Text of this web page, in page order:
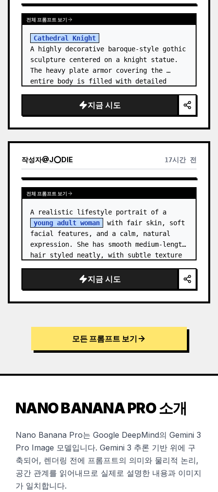
도서 “{argument name="book_title_en"
default="Designing from Zer…
전체 프롬프트 보기
Cathedral Knight
A highly decorative baroque-style gothic
sculpture centered on a knight statue.
The heavy plate armor covering the
entire body is filled with detailed
지금 시도
작성자@J⭕DIE 17시간 전
전체 프롬프트 보기
young adult woman
with fair skin, soft
facial features, and a calm, natural
expression. She has smooth medium-length
hair styled neatly, with subtle texture
지금 시도
모든 프롬프트 보기
NANO BANANA PRO 소개
Nano Banana Pro는 Google DeepMind의 Gemini 3
Pro Image 모델입니다. Gemini 3 추론 기반 위에 구
축되어, 렌더링 전에 프롬프트의 의미와 물리적 논리,
공간 관계를 읽어내므로 실제로 설명한 내용과 이미지
가 일치합니다.